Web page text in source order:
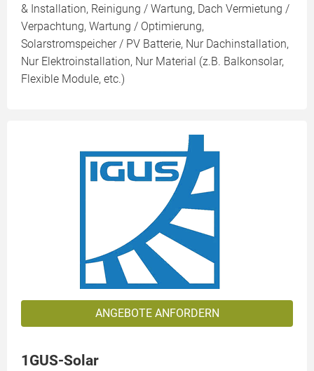
& Installation, Reinigung / Wartung, Dach Vermietung /
Verpachtung, Wartung / Optimierung,
Solarstromspeicher / PV Batterie, Nur Dachinstallation,
Nur Elektroinstallation, Nur Material (z.B. Balkonsolar,
Flexible Module, etc.)
ANGEBOTE ANFORDERN
1GUS-Solar